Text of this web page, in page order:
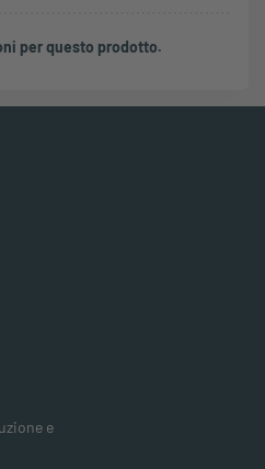
per questo prodotto.
e